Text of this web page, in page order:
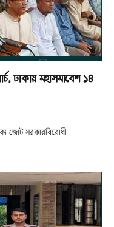
ঢাকায় মহাসমাবেশ ১৪
জোট সরকারবিরোধী